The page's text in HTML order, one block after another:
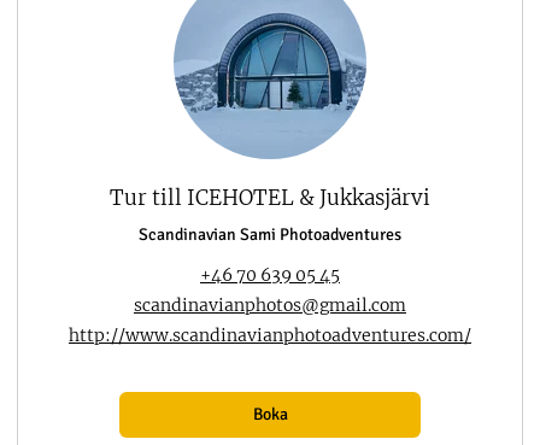
Tur till ICEHOTEL & Jukkasjärvi
Scandinavian Sami Photoadventures
+46 70 639 05 45
scandinavianphotos@gmail.com
http://www.scandinavianphotoadventures.com/
Boka